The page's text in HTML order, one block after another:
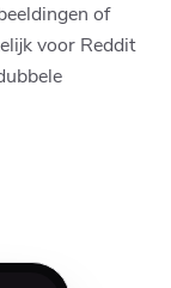
of
voor Reddit